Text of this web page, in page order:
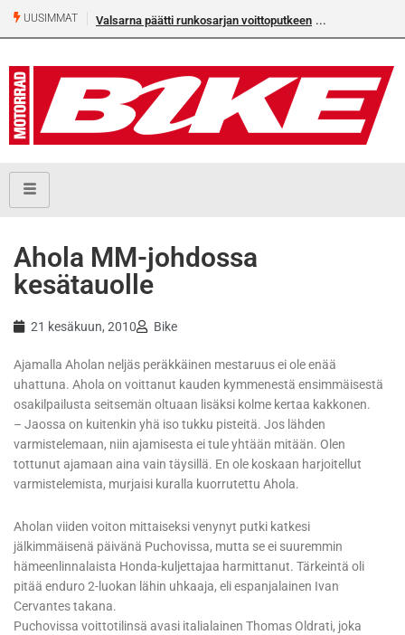
UUSIMMAT Valsarna päätti runkosarjan voittoputkeen
Ahola MM-johdossa
kesätauolle
21 kesäkuun, 2010 Bike
Ajamalla Aholan neljäs peräkkäinen mestaruus ei ole enää
uhattuna. Ahola on voittanut kauden kymmenestä ensimmäisestä
osakilpailusta seitsemän oltuaan lisäksi kolme kertaa kakkonen.
– Jaossa on kuitenkin yhä iso tukku pisteitä. Jos lähden
varmistelemaan, niin ajamisesta ei tule yhtään mitään. Olen
tottunut ajamaan aina vain täysillä. En ole koskaan harjoitellut
varmistelemista, murjaisi kuralla kuorrutettu Ahola.
Aholan viiden voiton mittaiseksi venynyt putki katkesi
jälkimmäisenä päivänä Puchovissa, mutta se ei suuremmin
hämeenlinnalaista Honda-kuljettajaa harmittanut. Tärkeintä oli
pitää enduro 2-luokan lähin uhkaaja, eli espanjalainen Ivan
Cervantes takana.
Puchovissa voittotilinsä avasi italialainen Thomas Oldrati, joka